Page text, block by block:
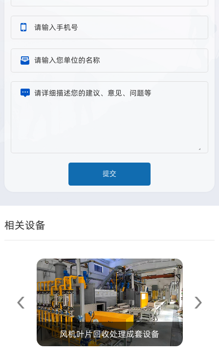
请输入手机号
请输入您单位的名称
请详细描述您的建议、意见、问题等
相关设备
风机叶片回收处理成套设备